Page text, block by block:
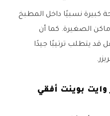
كبيرة نسبيًا داخل المطبخ
الصغيرة. كما أن
قد يتطلب ترتيبًا جيدًا
بوينت أفقي